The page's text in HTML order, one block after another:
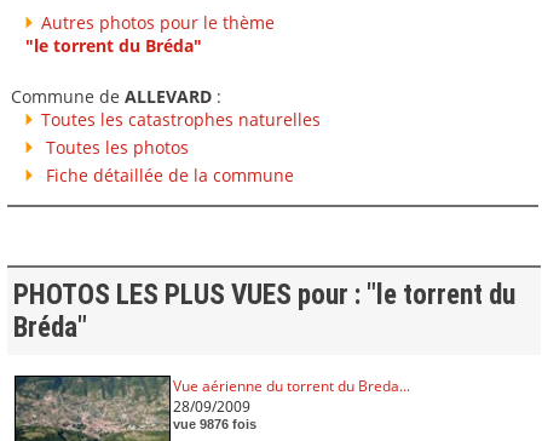
Autres photos pour le thème
"le torrent du Bréda"
Commune de ALLEVARD:
Toutes les catastrophes naturelles
Toutes les photos
Fiche détaillée de la commune
PHOTOS LES PLUS VUES pour : "le torrent du
Bréda"
Vue aérienne du torrent du Breda...
28/09/2009
vue 9876 fois